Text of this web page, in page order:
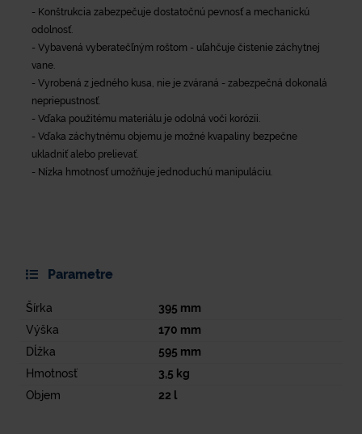
- Konštrukcia zabezpečuje dostatočnú pevnosť a mechanickú
odolnosť.
- Vybavená vyberatečľným roštom - uľahčuje čistenie záchytnej
vane.
- Vyrobená z jedného kusa, nie je zváraná - zabezpečná dokonalá
nepriepustnosť.
- Vďaka použitému materiálu je odolná voči korózii.
- Vďaka záchytnému objemu je možné kvapaliny bezpečne
ukladniť alebo prelievať.
- Nízka hmotnosť umožňuje jednoduchú manipuláciu.
Parametre
Šírka 395 mm
Výška
170 mm
Dĺžka
595 mm
Hmotnosť
3,5 kg
Objem
22 l